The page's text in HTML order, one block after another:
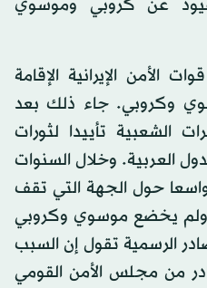
عن كروبي وموسوي
الأمن الإيرانية الإقامة
وكروبي. جاء ذلك بعد
الشعبية تأييدا لثورات
العربية. وخلال السنوات
حول الجهة التي تقف
ولم يخضع موسوي وكروبي
الرسمية تقول إن السبب
من مجلس الأمن القومي